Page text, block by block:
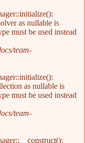
as nullable is
must be used instead
team-
as nullable is
must be used instead
team-